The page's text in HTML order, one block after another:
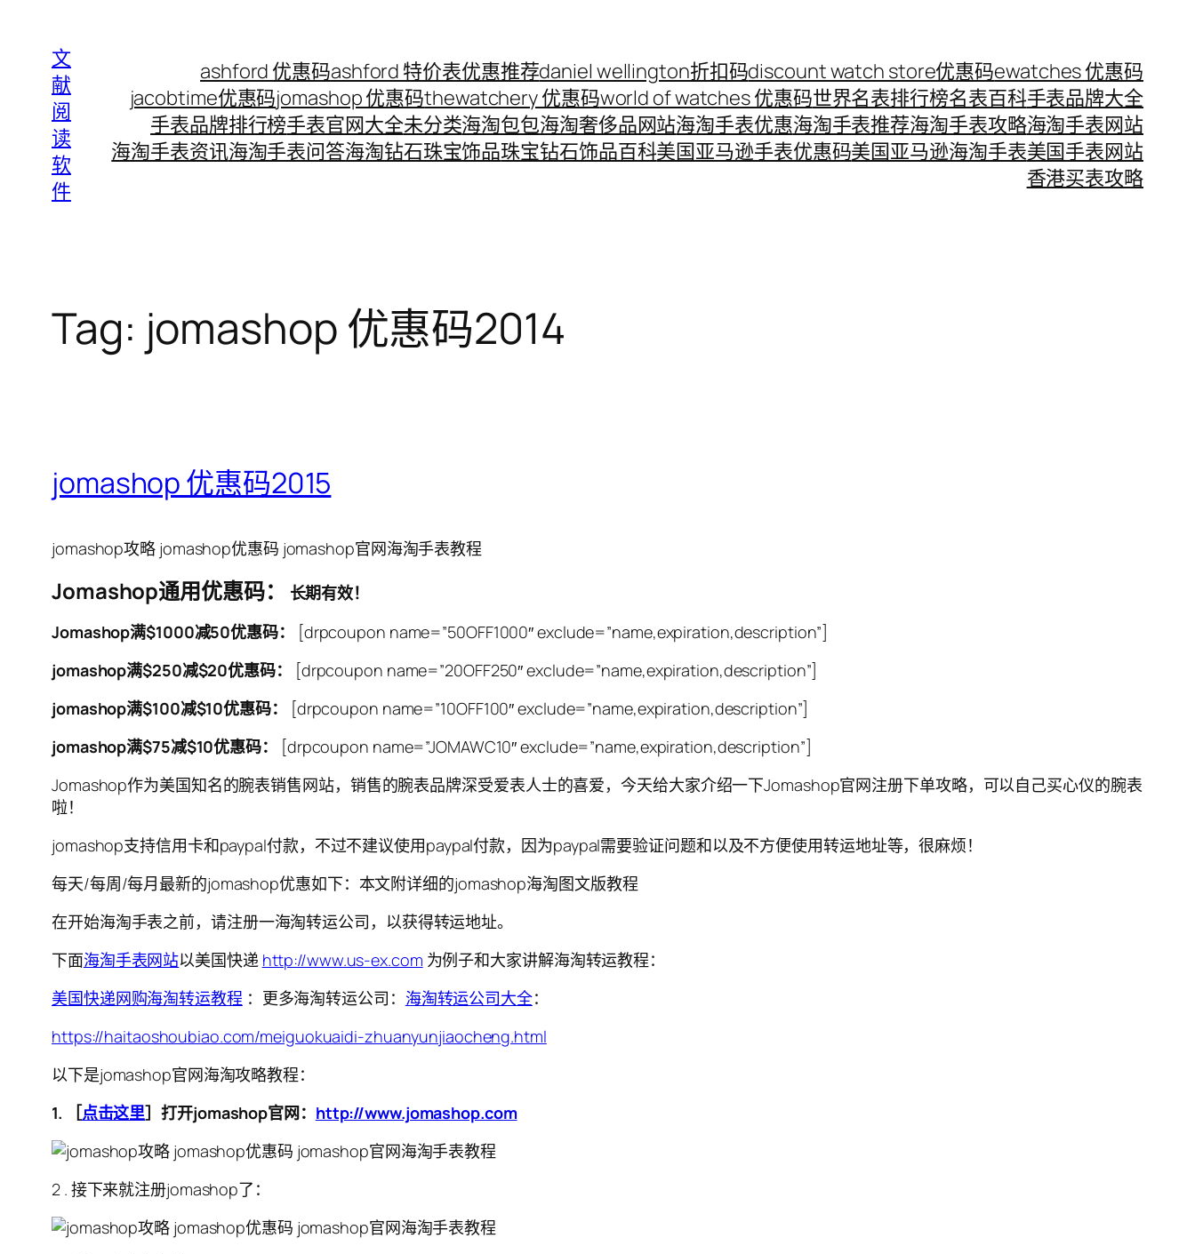
content
文
献
阅
读
软
件
ashford 优惠码ashford 特价表优惠推荐daniel wellington折扣码discount watch store优惠码ewatches 优惠码
jacobtime优惠码jomashop 优惠码thewatchery 优惠码world of watches 优惠码世界名表排行榜名表百科手表品牌大全
手表品牌排行榜手表官网大全未分类海淘包包海淘奢侈品网站海淘手表优惠海淘手表推荐海淘手表攻略海淘手表网站
海淘手表资讯海淘手表问答海淘钻石珠宝饰品珠宝钻石饰品百科美国亚马逊手表优惠码美国亚马逊海淘手表美国手表网站
香港买表攻略
Tag: jomashop 优惠码2014
jomashop 优惠码2015
jomashop攻略 jomashop优惠码 jomashop官网海淘手表教程
Jomashop通用优惠码：
长期有效！
Jomashop满$1000减50优惠码：
[drpcoupon name=”50OFF1000″ exclude=”name,expiration,description”]
jomashop满$250减$20优惠码：
[drpcoupon name=”20OFF250″ exclude=”name,expiration,description”]
jomashop满$100减$10优惠码：
[drpcoupon name=”10OFF100″ exclude=”name,expiration,description”]
jomashop满$75减$10优惠码：
[drpcoupon name=”JOMAWC10″ exclude=”name,expiration,description”]
Jomashop作为美国知名的腕表销售网站，销售的腕表品牌深受爱表人士的喜爱，今天给大家介绍一下Jomashop官网注册下单攻略，可以自己买心仪的腕表
啦！
jomashop支持信用卡和paypal付款，不过不建议使用paypal付款，因为paypal需要验证问题和以及不方便使用转运地址等，很麻烦！
每天/每周/每月最新的jomashop优惠如下：本文附详细的jomashop海淘图文版教程
在开始海淘手表之前，请注册一海淘转运公司，以获得转运地址。
下面海淘手表网站以美国快递 http://www.us-ex.com 为例子和大家讲解海淘转运教程：
美国快递网购海淘转运教程 ：更多海淘转运公司： 海淘转运公司大全：
https://haitaoshoubiao.com/meiguokuaidi-zhuanyunjiaocheng.html
以下是jomashop官网海淘攻略教程：
1. ［点击这里］打开jomashop官网： http://www.jomashop.com
2 . 接下来就注册jomashop了：